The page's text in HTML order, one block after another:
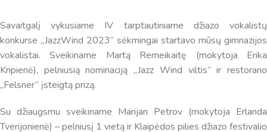
Savaitgalį vykusiame IV tarptautiniame džiazo vokalistų
konkurse „JazzWind 2023“ sėkmingai startavo mūsų gimnazijos
vokalistai. Sveikiname Martą Remeikaitę (mokytoja Erika
Kripienė), pelniusią nominaciją „Jazz Wind viltis“ ir restorano
„Felsner“ įsteigtą prizą.
Su džiaugsmu sveikiname Marijan Petrov (mokytoja Erlanda
Tverijonienė) – pelniusį 1 vietą ir Klaipėdos pilies džiazo festivalio